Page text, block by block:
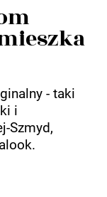
- taki
i
Szmyd,